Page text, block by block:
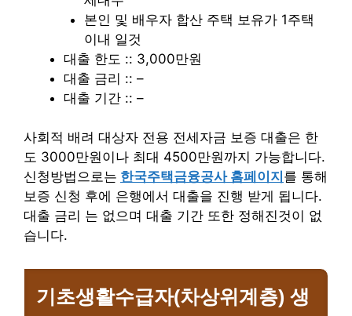
본인 및 배우자 합산 주택 보유가 1주택
이내 일것
대출 한도 :: 3,000만원
대출 금리 :: –
대출 기간 :: –
사회적 배려 대상자 전용 전세자금 보증 대출은 한
도 3000만원이나 최대 4500만원까지 가능합니다.
신청방법으로는 한국주택금융공사 홈페이지 를 통해
보증 신청 후에 은행에서 대출을 진행 받게 됩니다.
대출 금리 는 없으며 대출 기간 또한 정해진것이 없
습니다.
기초생활수급자(차상위계층) 생